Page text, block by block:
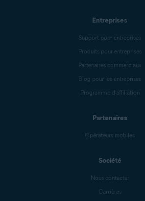
Entreprises
Support pour entreprises
Produits pour entreprises
Partenaires commerciaux
Blog pour les entreprises
Programme d’affiliation
Partenaires
Opérateurs mobiles
Société
Nous contacter
Carrières